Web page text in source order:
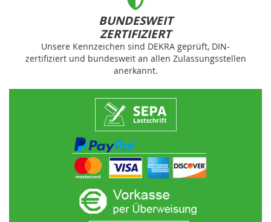
BUNDESWEIT
ZERTIFIZIERT
Unsere Kennzeichen sind DEKRA geprüft, DIN-
zertifiziert und bundesweit an allen Zulassungsstellen
anerkannt.